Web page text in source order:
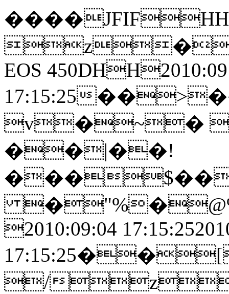
EOS
17:15:25
v�~�
��|��!
2010:09:04
/